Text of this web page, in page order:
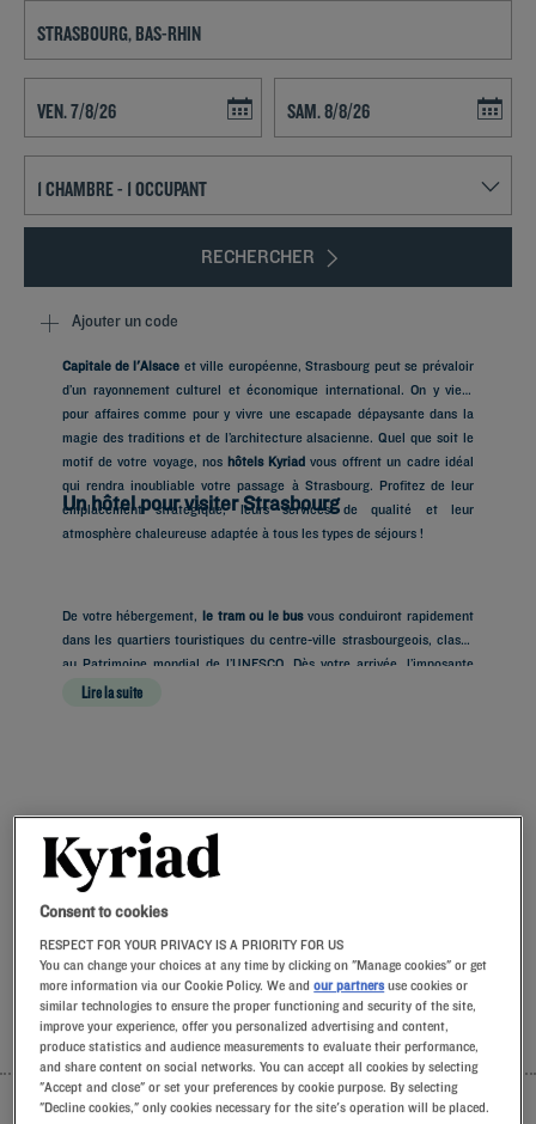
RECHERCHER
Ajouter un code
Capitale de l'Alsace et ville européenne, Strasbourg peut se prévaloir
d’un rayonnement culturel et économique international. On y vient
pour affaires comme pour y vivre une escapade dépaysante dans la
magie des traditions et de l’architecture alsacienne. Quel que soit le
motif de votre voyage, nos hôtels Kyriad vous offrent un cadre idéal
qui rendra inoubliable votre passage à Strasbourg. Profitez de leur
emplacement stratégique, leurs services de qualité et leur
atmosphère chaleureuse adaptée à tous les types de séjours !
Un hôtel pour visiter Strasbourg
De votre hébergement, le tram ou le busvous conduiront rapidement
dans les quartiers touristiques du centre-ville strasbourgeois, classé
au Patrimoine mondial de l’UNESCO. Dès votre arrivée, l’imposante
silhouette gothique de la
Lire la suite
Nos hôtels à Strasbourg
Laissez-vous tenter par nos hôtels Kyriad à Strasbourg. Dès
votre arrivée, nos hôteliers vous accueillent avec le sourire et
de petites attentions. Vous découvrirez le confort unique de
notre oreiller à mémoire de forme. Et pour bien commencer la
journée, goûtez à la différence Kyriad et laissez-vous tenter
par la fraîcheur du Frozen Yogurt au petit-déjeuner… Au moins
deux bonnes raisons de revenir !
LISTE CARTE
Consent to cookies
RESPECT FOR YOUR PRIVACY IS A PRIORITY FOR US
You can change your choices at any time by clicking on "Manage cookies" or get
more information via our Cookie Policy. We andour partners use cookies or
similar technologies to ensure the proper functioning and security of the site,
improve your experience, offer you personalized advertising and content,
produce statistics and audience measurements to evaluate their performance,
and share content on social networks. You can accept all cookies by selecting
"Accept and close" or set your preferences by cookie purpose. By selecting
"Decline cookies," only cookies necessary for the site's operation will be placed.